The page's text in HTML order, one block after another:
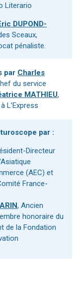
Literario
DUPOND-
Sceaux,
pénaliste.
par Charles
du service
MATHIEU,
L’Express
par :
Directeur
(AEC) et
France-
, Ancien
honoraire du
de la Fondation